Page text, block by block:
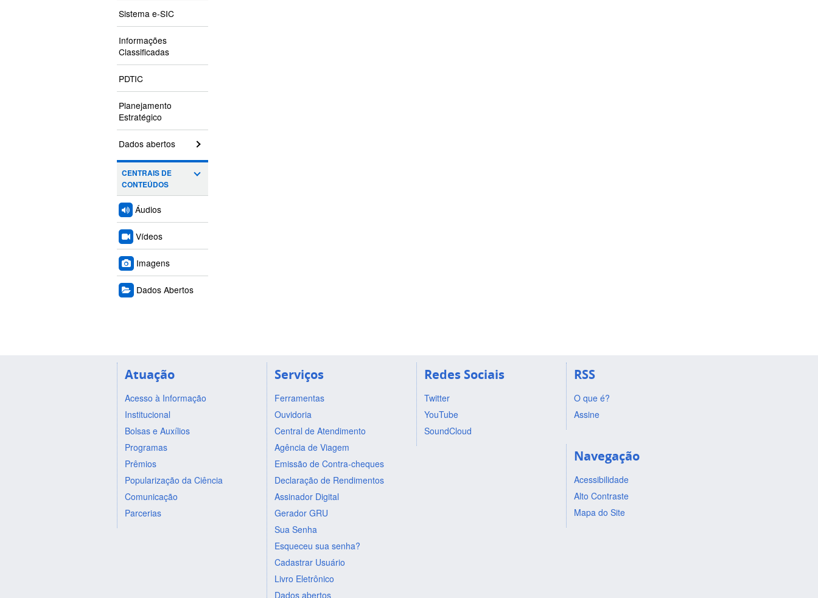
Sistema e-SIC
Informações
Classificadas
PDTIC
Planejamento
Estratégico
Dados abertos
CENTRAIS DE
CONTEÚDOS
Áudios
Vídeos
Imagens
Dados Abertos
Atuação
Acesso à Informação
Institucional
Bolsas e Auxílios
Programas
Prêmios
Popularização da Ciência
Comunicação
Parcerias
Serviços
Ferramentas
Ouvidoria
Central de Atendimento
Agência de Viagem
Emissão de Contra-cheques
Declaração de Rendimentos
Assinador Digital
Gerador GRU
Sua Senha
Esqueceu sua senha?
Cadastrar Usuário
Livro Eletrônico
Dados abertos
Redes Sociais
Twitter
YouTube
SoundCloud
RSS
O que é?
Assine
Navegação
Acessibilidade
Alto Contraste
Mapa do Site